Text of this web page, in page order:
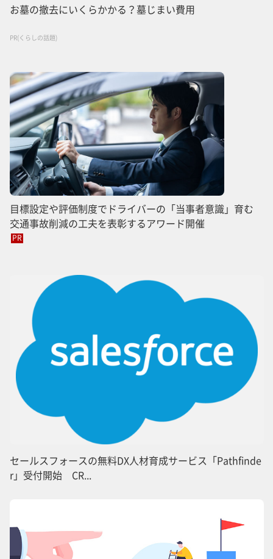
お墓の撤去にいくらかかる？墓じまい費用
PR(くらしの話題)
目標設定や評価制度でドライバーの「当事者意識」育む
交通事故削減の工夫を表彰するアワード開催
PR
セールスフォースの無料DX人材育成サービス「Pathfinde
r」受付開始 CR...